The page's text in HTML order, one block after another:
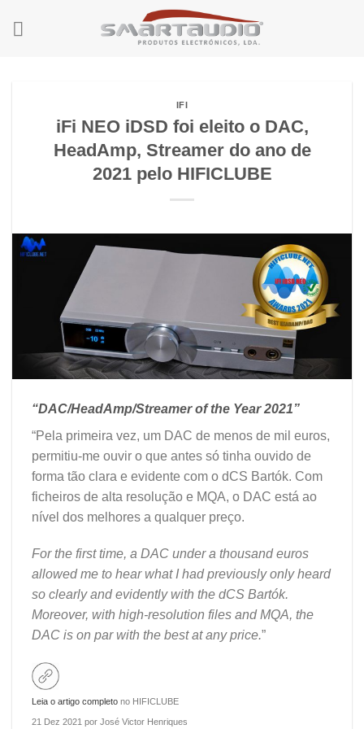
IFI
iFi NEO iDSD foi eleito o DAC,
HeadAmp, Streamer do ano de
2021 pelo HIFICLUBE
“DAC/HeadAmp/Streamer of the Year 2021”
“Pela primeira vez, um DAC de menos de mil euros,
permitiu-me ouvir o que antes só tinha ouvido de
forma tão clara e evidente com o dCS Bartók. Com
ficheiros de alta resolução e MQA, o DAC está ao
nível dos melhores a qualquer preço.
For the first time, a DAC under a thousand euros
allowed me to hear what I had previously only heard
so clearly and evidently with the dCS Bartók.
Moreover, with high-resolution files and MQA, the
DAC is on par with the best at any price.”
Leia o artigo completo no HIFICLUBE
21 Dez 2021 por José Victor Henriques